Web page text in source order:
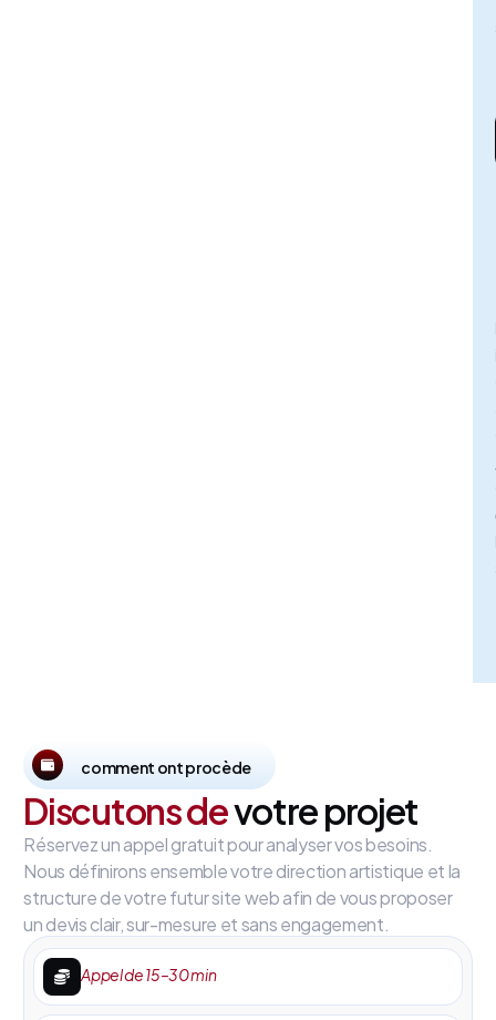
comment ont procède
Discutons devotre projet
Réservez un appel gratuit pour analyser vos besoins.
Nous définirons ensemble votre direction artistique et la
structure de votre futur site web afin de vous proposer
un devis clair, sur-mesure et sans engagement.
Appel de 15–30 min